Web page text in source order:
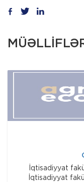
İqtisadiyyat
İqtisadiyyat